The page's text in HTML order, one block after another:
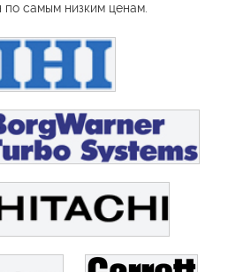
по самым низким ценам.